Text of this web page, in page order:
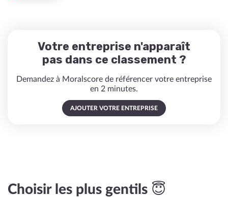
Votre entreprise n'apparaît
pas dans ce classement ?
Demandez à Moralscore de référencer votre entreprise
en 2 minutes.
AJOUTER VOTRE ENTREPRISE
Choisir les plus gentils 😇